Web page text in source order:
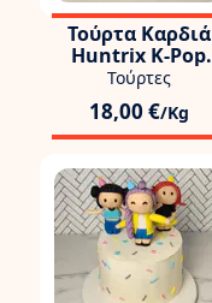
Τούρτα Καρδιά
Huntrix K-Pop
Demon Hunters
Τούρτες
18,00 €/Kg